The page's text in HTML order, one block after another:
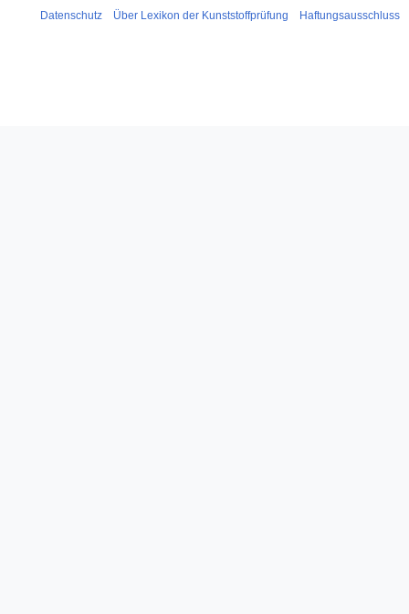
Datenschutz Über Lexikon der Kunststoffprüfung Haftungsausschluss